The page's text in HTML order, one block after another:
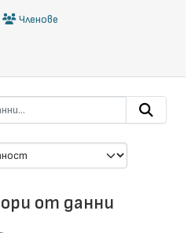
Членове
от данни